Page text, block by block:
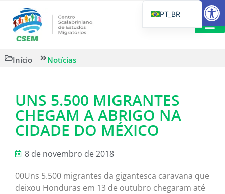
Início Notícias
UNS 5.500 MIGRANTES
CHEGAM A ABRIGO NA
CIDADE DO MÉXICO
8 de novembro de 2018
00Uns 5.500 migrantes da gigantesca caravana que
deixou Honduras em 13 de outubro chegaram até
PT_BR
IT